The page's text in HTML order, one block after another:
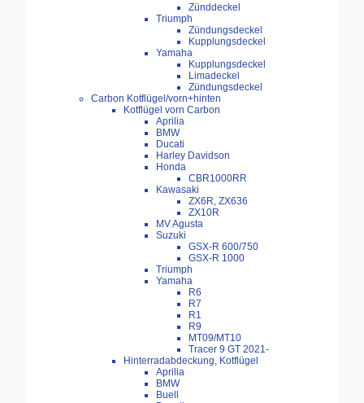
Zünddeckel
Triumph
Zündungsdeckel
Kupplungsdeckel
Yamaha
Kupplungsdeckel
Limadeckel
Zündungsdeckel
Carbon Kotflügel/vorn+hinten
Kotflügel vorn Carbon
Aprilia
BMW
Ducati
Harley Davidson
Honda
CBR1000RR
Kawasaki
ZX6R, ZX636
ZX10R
MV Agusta
Suzuki
GSX-R 600/750
GSX-R 1000
Triumph
Yamaha
R6
R7
R1
R9
MT09/MT10
Tracer 9 GT 2021-
Hinterradabdeckung, Kotflügel
Aprilia
BMW
Buell